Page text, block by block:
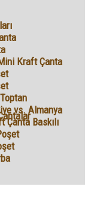
Kraft Çanta
vs. Almanya
Çanta Baskılı